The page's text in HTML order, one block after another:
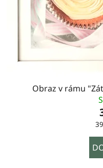
Obraz v rámu